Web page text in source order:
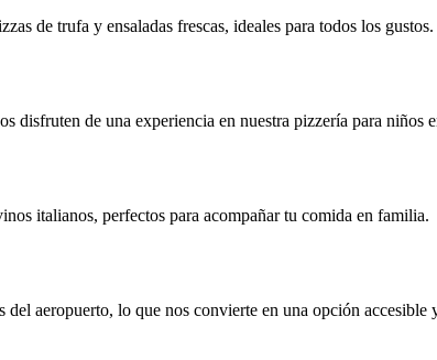
de trufa y ensaladas frescas, ideales para todos los gustos.
disfruten de una experiencia en nuestra pizzería para niños
italianos, perfectos para acompañar tu comida en familia.
aeropuerto, lo que nos convierte en una opción accesible